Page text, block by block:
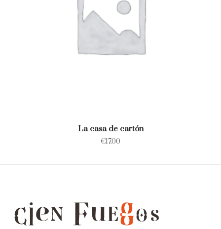
La casa de cartón
€17.00